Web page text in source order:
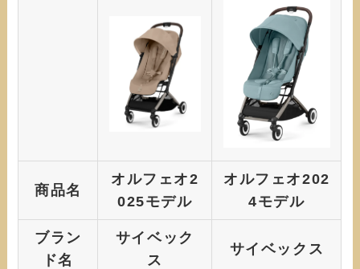
商品名
オルフェオ2
025モデル
オルフェオ202
4モデル
ブラン
ド名
サイベック
ス
サイベックス